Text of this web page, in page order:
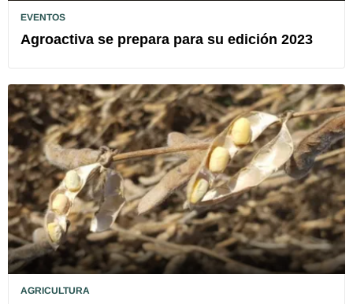
EVENTOS
Agroactiva se prepara para su edición 2023
AGRICULTURA